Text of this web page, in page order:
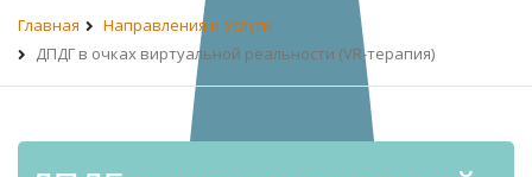
Главная
Направления и Услуги
ДПДГ в очках виртуальной реальности (VR-терапия)